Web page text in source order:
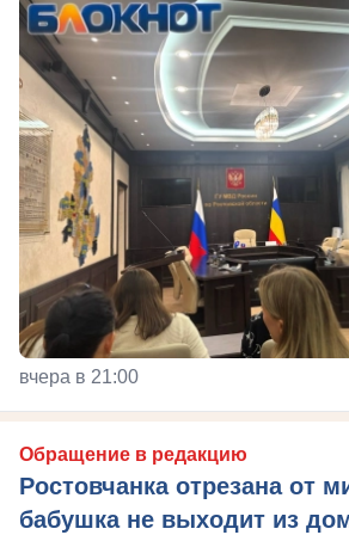
вчера в 21:00
Обращение в редакцию
Ростовчанка отрезана от
бабушка не выходит из